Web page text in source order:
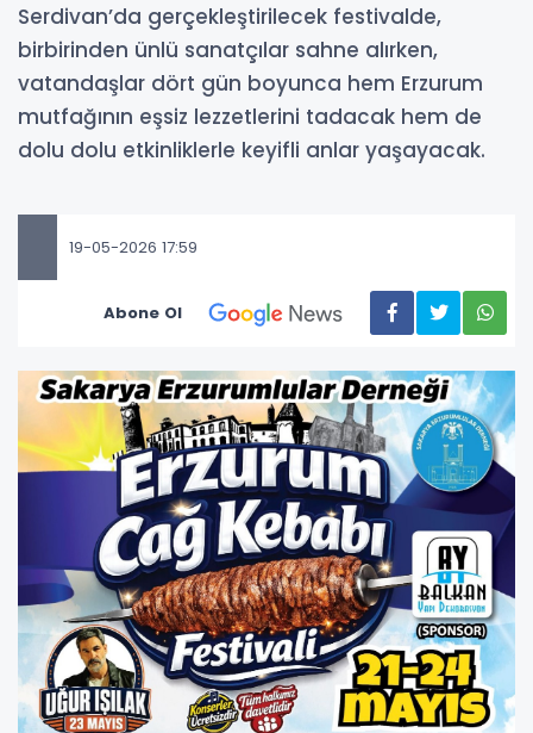
Serdivan’da gerçekleştirilecek festivalde,
birbirinden ünlü sanatçılar sahne alırken,
vatandaşlar dört gün boyunca hem Erzurum
mutfağının eşsiz lezzetlerini tadacak hem de
dolu dolu etkinliklerle keyifli anlar yaşayacak.
19-05-2026 17:59
Abone Ol